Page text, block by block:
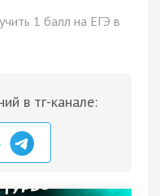
1 балл на ЕГЭ в
в тг-канале: